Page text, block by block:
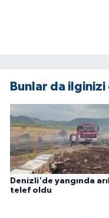
Bunlar da
Denizli'de yangında
telef oldu